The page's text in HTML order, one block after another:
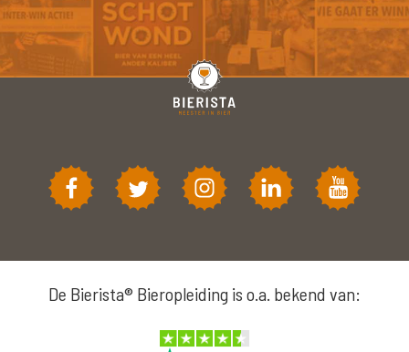
De Bierista® Bieropleiding is o.a. bekend van: